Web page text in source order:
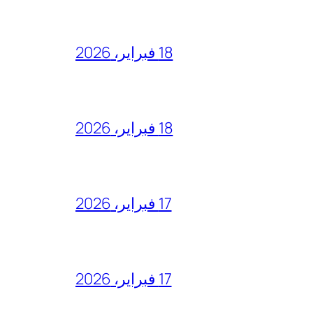
18 فبراير، 2026
18 فبراير، 2026
17 فبراير، 2026
17 فبراير، 2026